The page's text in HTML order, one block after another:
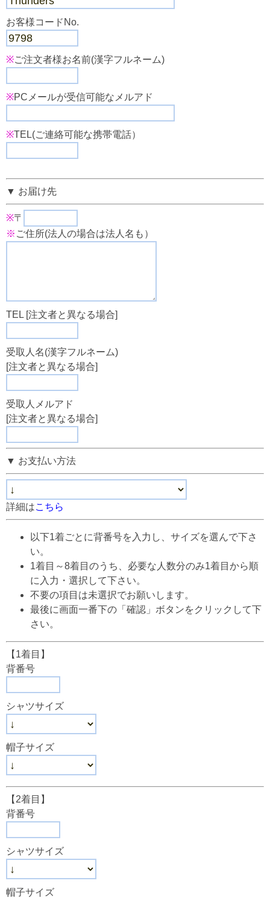
お客様コードNo.
※ご注文者様お名前(漢字フルネーム)
※PCメールが受信可能なメルアド
※TEL(ご連絡可能な携帯電話）
▼ お届け先
※〒
※ ご住所(法人の場合は法人名も）
TEL [注文者と異なる場合]
受取人名(漢字フルネーム)
[注文者と異なる場合]
受取人メルアド
[注文者と異なる場合]
▼ お支払い方法
詳細はこちら
以下1着ごとに背番号を入力し、サイズを選んで下さ
い。
1着目～8着目のうち、必要な人数分のみ1着目から順
に入力・選択して下さい。
不要の項目は未選択でお願いします。
最後に画面一番下の「確認」ボタンをクリックして下
さい。
【1着目】
背番号
シャツサイズ
帽子サイズ
【2着目】
背番号
シャツサイズ
帽子サイズ